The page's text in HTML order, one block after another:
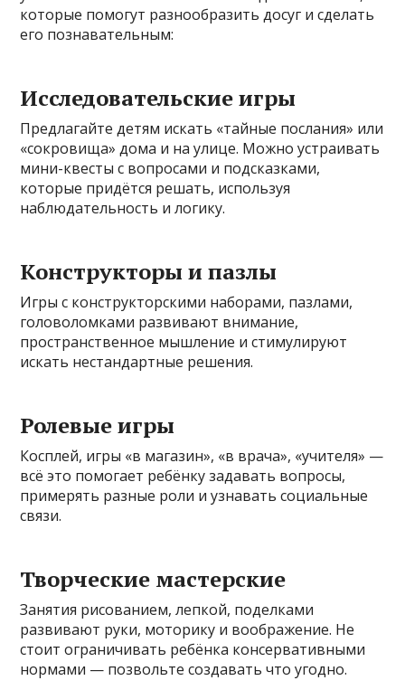
которые помогут разнообразить досуг и сделать
его познавательным:
Исследовательские игры
Предлагайте детям искать «тайные послания» или
«сокровища» дома и на улице. Можно устраивать
мини-квесты с вопросами и подсказками,
которые придётся решать, используя
наблюдательность и логику.
Конструкторы и пазлы
Игры с конструкторскими наборами, пазлами,
головоломками развивают внимание,
пространственное мышление и стимулируют
искать нестандартные решения.
Ролевые игры
Косплей, игры «в магазин», «в врача», «учителя» —
всё это помогает ребёнку задавать вопросы,
примерять разные роли и узнавать социальные
связи.
Творческие мастерские
Занятия рисованием, лепкой, поделками
развивают руки, моторику и воображение. Не
стоит ограничивать ребёнка консервативными
нормами — позвольте создавать что угодно.